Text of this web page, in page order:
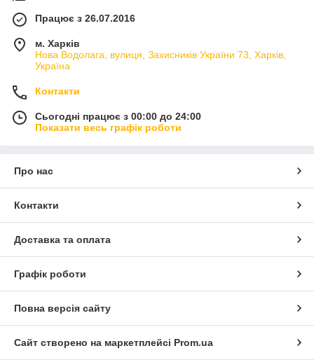
Працює з 26.07.2016
м. Харків
Нова Водолага, вулиця, Захисників України 73, Харків,
Україна
Контакти
Сьогодні працює з 00:00 до 24:00
Показати весь графік роботи
Про нас
Контакти
Доставка та оплата
Графік роботи
Повна версія сайту
Сайт створено на маркетплейсі Prom.ua